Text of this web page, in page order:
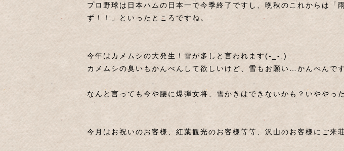
プロ野球は日本ハムの日本一で今季終了ですし、晩秋のこれからは
ず！！」といったところですね。
今年はカメムシの大発生！雪が多しと言われます(-_-;)
カメムシの臭いもかんべんして欲しいけど、雪もお願い…かんべんです
なんと言っても今や腰に爆弾女将、雪かきはできないかも？いややっ
今月はお祝いのお客様、紅葉観光のお客様等等、沢山のお客様にご来